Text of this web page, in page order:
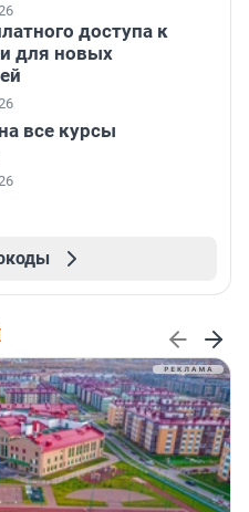
доступа к
для новых
все курсы